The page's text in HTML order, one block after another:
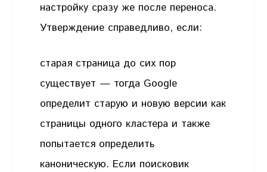
настройку сразу же после переноса.
Утверждение справедливо, если:
старая страница до сих пор
существует — тогда Google
определит старую и новую версии как
страницы одного кластера и также
попытается определить
каноническую. Если поисковик